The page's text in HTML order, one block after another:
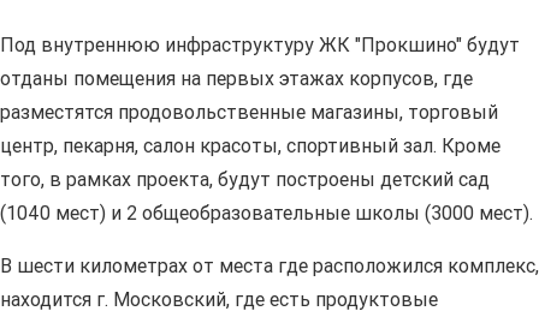
Под внутреннюю инфраструктуру ЖК "Прокшино" будут
отданы помещения на первых этажах корпусов, где
разместятся продовольственные магазины, торговый
центр, пекарня, салон красоты, спортивный зал. Кроме
того, в рамках проекта, будут построены детский сад
(1040 мест) и 2 общеобразовательные школы (3000 мест).
В шести километрах от места где расположился комплекс,
находится г. Московский, где есть продуктовые